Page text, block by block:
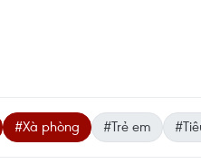
#Xà phòng #Trẻ em